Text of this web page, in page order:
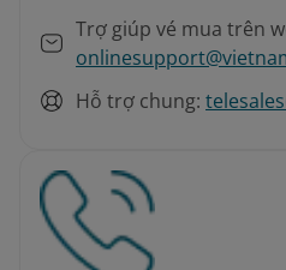
Trợ giúp vé mua trên
Hỗ trợ chung: